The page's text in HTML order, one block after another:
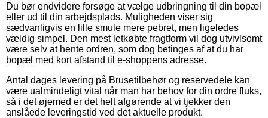
Du bør endvidere forsøge at vælge udbringning til din bopæl
eller ud til din arbejdsplads. Muligheden viser sig
sædvanligvis en lille smule mere pebret, men ligeledes
vældig simpel. Den mest letkøbte fragtform vil dog utvivlsomt
være selv at hente ordren, som dog betinges af at du har
bopæl med kort afstand til e-shoppens adresse.
Antal dages levering på Brusetilbehør og reservedele kan
være ualmindeligt vital når man har behov for din ordre fluks,
så i det øjemed er det helt afgørende at vi tjekker den
anslåede leveringstid ved det aktuelle produkt.